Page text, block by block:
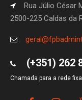
Rua Júlio César
2500-225 Caldas da
(+351) 262
Chamada para a rede